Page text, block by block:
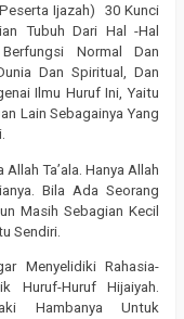
Ijazah) 30 Kunci
Tubuh Dari Hal -Hal
Normal Dan
Dan Spiritual, Dan
Ilmu Huruf Ini, Yaitu
Lain Sebagainya Yang
Ta’ala. Hanya Allah
Bila Ada Seorang
Masih Sebagian Kecil
Sendiri.
Menyelidiki Rahasia-
Huruf-Huruf Hijaiyah.
Hambanya Untuk